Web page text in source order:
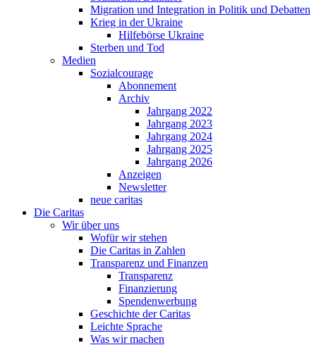
Migration und Integration in Politik und Debatten
Krieg in der Ukraine
Hilfebörse Ukraine
Sterben und Tod
Medien
Sozialcourage
Abonnement
Archiv
Jahrgang 2022
Jahrgang 2023
Jahrgang 2024
Jahrgang 2025
Jahrgang 2026
Anzeigen
Newsletter
neue caritas
Die Caritas
Wir über uns
Wofür wir stehen
Die Caritas in Zahlen
Transparenz und Finanzen
Transparenz
Finanzierung
Spendenwerbung
Geschichte der Caritas
Leichte Sprache
Was wir machen